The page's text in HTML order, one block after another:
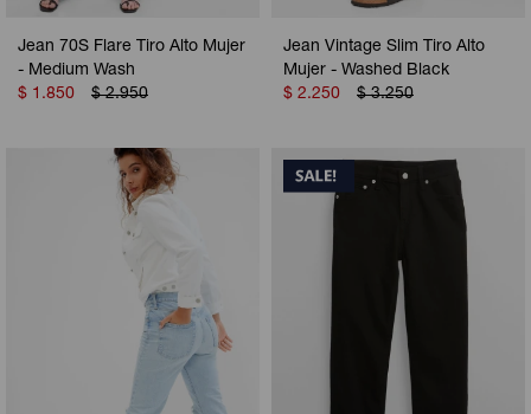
Jean 70S Flare Tiro Alto Mujer
- Medium Wash
$ 1.850 $ 2.950
Jean Vintage Slim Tiro Alto
Mujer - Washed Black
$ 2.250 $ 3.250